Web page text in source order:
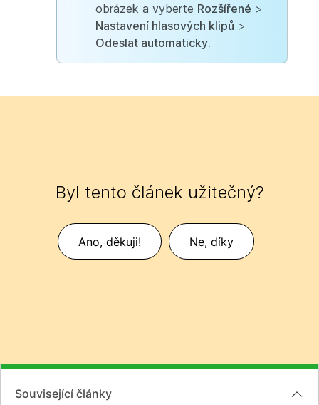
obrázek a vyberte Rozšířené >
Nastavení hlasových klipů >
Odeslat automaticky.
Byl tento článek užitečný?
Ano, děkuji! Ne, díky
Související články